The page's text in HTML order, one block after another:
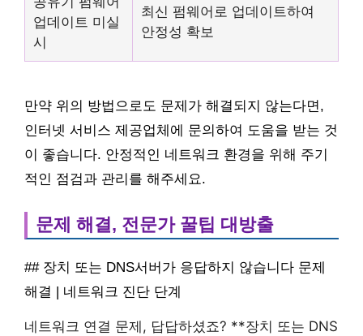
업데이트 미실
시
최신 펌웨어로 업데이트하여
안정성 확보
만약 위의 방법으로도 문제가 해결되지 않는다면,
인터넷 서비스 제공업체에 문의하여 도움을 받는 것
이 좋습니다. 안정적인 네트워크 환경을 위해 주기
적인 점검과 관리를 해주세요.
문제 해결, 전문가 꿀팁 대방출
## 장치 또는 DNS서버가 응답하지 않습니다 문제
해결 | 네트워크 진단 단계
네트워크 연결 문제, 답답하셨죠? **장치 또는 DNS